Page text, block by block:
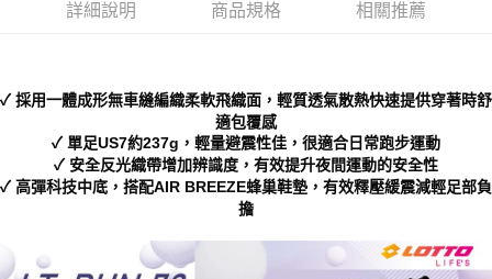
※ 交易是否成功請以「AFTEE先享後付 」之結帳頁面顯示為準，若有關於
【注意事項】
１．透過由恩沛科技股份有限公司提供之「AFTEE先享後付」服務完成之交
易，需依本服務之必要範圍內提供個人資料，並將交易相關給付款項請求債
權轉讓予恩沛科技股份有限公司。
２．關於個人資料處理事宜，請瀏覽以下網址：
https://aftee.tw/terms/#terms3
３．未成年的使用者請事先徵得法定代理人或監護人之同意方可使用
４．使用「AFTEE先享後付」時，將依據個別帳號之用戶狀況，依本公司即
付款後 7-11取貨
每筆NT$90，滿NT$999(含以上)免運費
海外宅配 查看運費
詳細說明 商品規格 相關推薦
✓ 採用一體成形無車縫編織柔軟飛織面，輕質透氣散熱快速提供穿著時舒
適包覆感
✓ 單足US7約237g，輕量避震性佳，很適合日常跑步運動
✓ 安全反光織帶增加辨識度，有效提升夜間運動的安全性
✓ 高彈科技中底，搭配AIR BREEZE蜂巢鞋墊，有效釋壓緩震減輕足部負
擔